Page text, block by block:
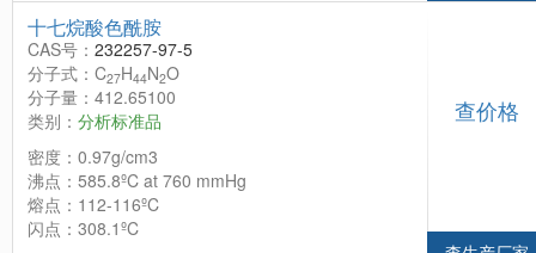
十七烷酸色酰胺
CAS号： 232257-97-5
分子式：C27H44N2O
分子量：412.65100
类别： 分析标准品
密度：0.97g/cm3
沸点：585.8ºC at 760 mmHg
熔点：112-116ºC
闪点：308.1ºC
查价格